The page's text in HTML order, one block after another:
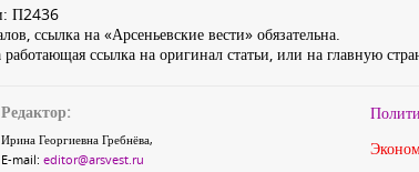
П2436
ссылка на «Арсеньевские вести» обязательна.
ссылка на оригинал статьи, или на главную
Редактор:
Ирина Георгиевна Гребнёва,
E-mail: editor@arsvest.ru